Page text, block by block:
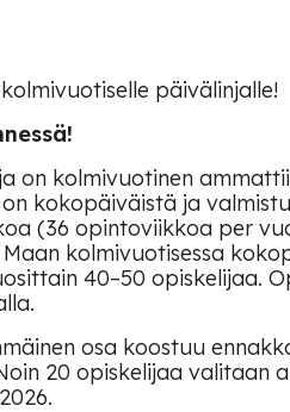
päivälinjalle!
on kolmivuotinen
kokopäiväistä ja
(36 opintoviikkoa per
kolmivuotisessa
40–50 opiskelijaa.
osa koostuu
20 opiskelijaa valitaan